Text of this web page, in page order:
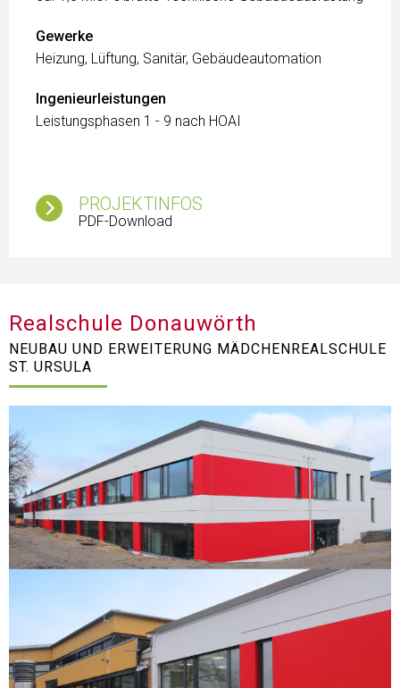
Gewerke
Heizung, Lüftung, Sanitär, Gebäudeautomation
Ingenieurleistungen
Leistungsphasen 1 - 9 nach HOAI
PROJEKTINFOS
PDF-Download
Realschule Donauwörth
NEUBAU UND ERWEITERUNG MÄDCHENREALSCHULE
ST. URSULA